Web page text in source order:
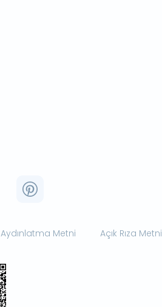
Aydınlatma Metni Açık Rıza Metni